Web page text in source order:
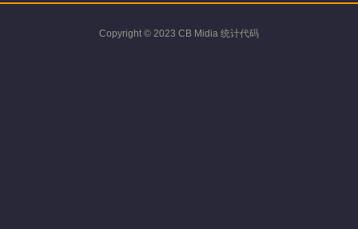
Copyright © 2023 CB Midia 统计代码